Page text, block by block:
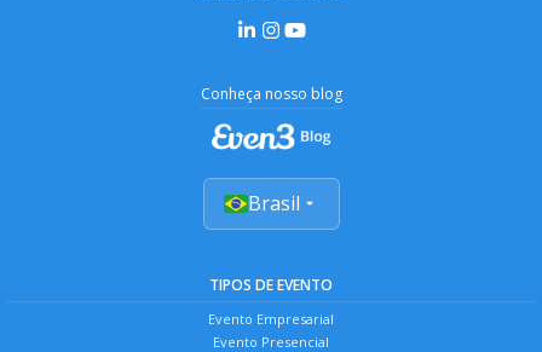
Conheça nosso blog
Brasil
TIPOS DE EVENTO
Evento Empresarial
Evento Presencial